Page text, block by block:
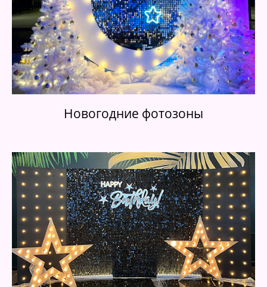
Новогодние фотозоны